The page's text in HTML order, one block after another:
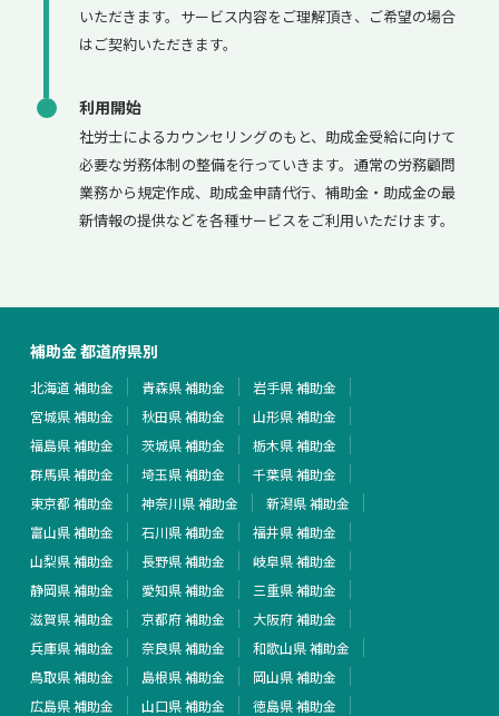
いただきます。サービス内容をご理解頂き、ご希望の場合
はご契約いただきます。
利用開始
社労士によるカウンセリングのもと、助成金受給に向けて
必要な労務体制の整備を行っていきます。通常の労務顧問
業務から規定作成、助成金申請代行、補助金・助成金の最
新情報の提供などを各種サービスをご利用いただけます。
補助金 都道府県別
北海道 補助金 青森県 補助金
岩手県 補助金
宮城県 補助金
秋田県 補助金
山形県 補助金
福島県 補助金
茨城県 補助金
栃木県 補助金
群馬県 補助金
埼玉県 補助金
千葉県 補助金
東京都 補助金
神奈川県 補助金
新潟県 補助金
富山県 補助金
石川県 補助金
福井県 補助金
山梨県 補助金
長野県 補助金
岐阜県 補助金
静岡県 補助金
愛知県 補助金
三重県 補助金
滋賀県 補助金
京都府 補助金
大阪府 補助金
兵庫県 補助金
奈良県 補助金
和歌山県 補助金
鳥取県 補助金
島根県 補助金
岡山県 補助金
広島県 補助金
山口県 補助金
徳島県 補助金